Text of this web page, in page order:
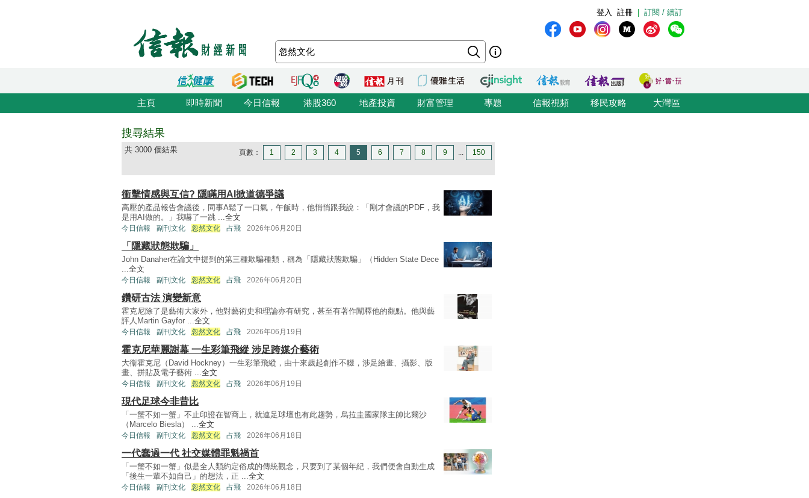
訂閱 / 續訂
註冊
登入
主頁 即時新聞 今日信報 港股360 地產投資 財富管理 專題 信報視頻 移民攻略 大灣區
搜尋結果
共 3000 個結果 頁數： 1 2 3 4 5 6 7 8 9 ... 150
衝擊情感與互信? 隱瞞用AI掀道德爭議
高壓的產品報告會議後，同事A鬆了一口氣，午飯時，他悄悄跟我說：「剛才會議的PDF，我
是用AI做的。」我嚇了一跳 ...全文
今日信報 副刊文化 忽然文化 占飛 2026年06月20日
「隱藏狀態欺騙」
John Danaher在論文中提到的第三種欺騙種類，稱為「隱藏狀態欺騙」（Hidden State Dece
...全文
今日信報 副刊文化 忽然文化 占飛 2026年06月20日
鑽研古法 演變新意
霍克尼除了是藝術大家外，他對藝術史和理論亦有研究，甚至有著作闡釋他的觀點。他與藝
評人Martin Gayfor ...全文
今日信報 副刊文化 忽然文化 占飛 2026年06月19日
霍克尼華麗謝幕 一生彩筆飛縱 涉足跨媒介藝術
大衞霍克尼（David Hockney）一生彩筆飛縱，由十來歲起創作不輟，涉足繪畫、攝影、版
畫、拼貼及電子藝術 ...全文
今日信報 副刊文化 忽然文化 占飛 2026年06月19日
現代足球今非昔比
「一蟹不如一蟹」不止印證在智商上，就連足球壇也有此趨勢，烏拉圭國家隊主帥比爾沙
（Marcelo Biesla） ...全文
今日信報 副刊文化 忽然文化 占飛 2026年06月18日
一代蠢過一代 社交媒體罪魁禍首
「一蟹不如一蟹」似是全人類約定俗成的傳統觀念，只要到了某個年紀，我們便會自動生成
「後生一輩不如自己」的想法，正 ...全文
今日信報 副刊文化 忽然文化 占飛 2026年06月18日